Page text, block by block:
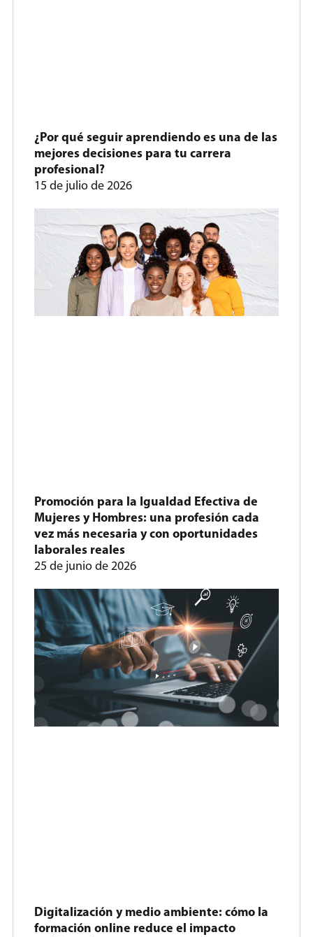
¿Por qué seguir aprendiendo es una de las
mejores decisiones para tu carrera
profesional?
15 de julio de 2026
Promoción para la Igualdad Efectiva de
Mujeres y Hombres: una profesión cada
vez más necesaria y con oportunidades
laborales reales
25 de junio de 2026
Digitalización y medio ambiente: cómo la
formación online reduce el impacto